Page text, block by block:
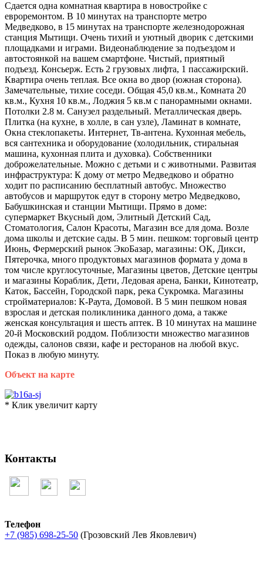
Сдается одна комнатная квартира в новостройке с
евроремонтом. В 10 минутах на транспорте метро
Медведково, в 15 минутах на транспорте железнодорожная
станция Мытищи. Очень тихий и уютный дворик с детскими
площадками и играми. Видеонаблюдение за подъездом и
автостоянкой на вашем смартфоне. Чистый, приятный
подъезд. Консьерж. Есть 2 грузовых лифта, 1 пассажирский.
Квартира очень теплая. Все окна во двор (южная сторона).
Замечательные, тихие соседи. Общая 45,0 кв.м., Комната 20
кв.м., Кухня 10 кв.м., Лоджия 5 кв.м с панорамными окнами.
Потолки 2.8 м. Санузел раздельный. Металлическая дверь.
Плитка (на кухне, в холле, в сан узле), Ламинат в комнате,
Окна стеклопакеты. Интернет, Тв-антена. Кухонная мебель,
вся сантехника и оборудование (холодильник, стиральная
машина, кухонная плита и духовка). Собственники
доброжелательные. Можно с детьми и с животными. Развитая
инфраструктура: К дому от метро Медведково и обратно
ходит по расписанию бесплатный автобус. Множество
автобусов и маршруток едут в сторону метро Медведково,
Бабушкинская и станции Мытищи. Прямо в доме:
супермаркет Вкусный дом, Элитный Детский Сад,
Стоматология, Салон Красоты, Магазин все для дома. Возле
дома школы и детские сады. В 5 мин. пешком: торговый центр
Июнь, Фермерский рынок ЭкоБазар, магазины: ОК, Дикси,
Пятерочка, много продуктовых магазинов формата у дома в
том числе круглосуточные, Магазины цветов, Детские центры
и магазины Кораблик, Дети, Ледовая арена, Банки, Кинотеатр,
Каток, Бассейн, Городской парк, река Сукромка. Магазины
стройматериалов: К-Раута, Домовой. В 5 мин пешком новая
взрослая и детская поликлиника данного дома, а также
женская консультация и шесть аптек. В 10 минутах на машине
20-й Московский роддом. Поблизости множество магазинов
одежды, салонов связи, кафе и ресторанов на любой вкус.
Показ в любую минуту.
Объект на карте
* Клик увеличит карту
Контакты
Телефон
+7 (985) 698-25-50 (Грозовский Лев Яковлевич)